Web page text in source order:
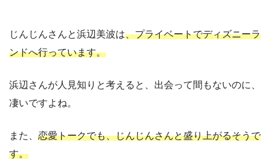
じんじんさんと浜辺美波は、プライベートでディズニーラ
ンドへ行っています。
浜辺さんが人見知りと考えると、出会って間もないのに、
凄いですよね。
また、 恋愛トークでも、じんじんさんと盛り上がるそうで
す。